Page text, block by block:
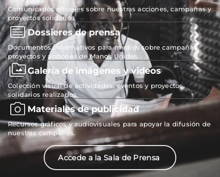
Comunicados oficiales sobre nuestras acciones, campañas y
proyectos solidarios
Dossieres de prensa
Documentos informativos para medios sobre campañas,
proyectos y acciones de Manos Unidas.
Galería de imágenes y videos
Colección visual de actividades, eventos y proyectos
solidarios realizados.
Materiales de publicidad
Recursos gráficos y audiovisuales para apoyar la difusión de
nuestras campañas.
Accede a la Sala de Prensa